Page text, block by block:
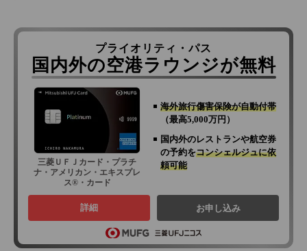
プライオリティ・パス
国内外の空港ラウンジが無料
三菱ＵＦＪカード・プラチ
ナ・アメリカン・エキスプレ
ス®・カード
海外旅行傷害保険が自動付帯
（最高5,000万円）
国内外のレストランや航空券
の予約をコンシェルジュに依
頼可能
詳細 お申し込み